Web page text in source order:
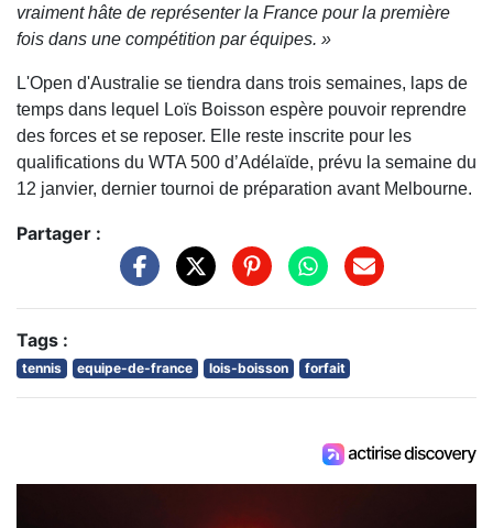
vraiment hâte de représenter la France pour la première
fois dans une compétition par équipes. »
L'Open d'Australie se tiendra dans trois semaines, laps de
temps dans lequel Loïs Boisson espère pouvoir reprendre
des forces et se reposer. Elle reste inscrite pour les
qualifications du WTA 500 d’Adélaïde, prévu la semaine du
12 janvier, dernier tournoi de préparation avant Melbourne.
Partager :
Tags :
tennis equipe-de-france lois-boisson forfait